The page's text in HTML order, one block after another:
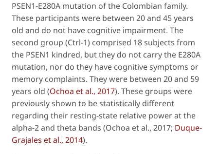
PSEN1-E280A mutation of the Colombian family.
These participants were between 20 and 45 years
old and do not have cognitive impairment. The
second group (Ctrl-1) comprised 18 subjects from
the PSEN1 kindred, but they do not carry the E280A
mutation, nor do they have cognitive symptoms or
memory complaints. They were between 20 and 59
years old (Ochoa et al., 2017). These groups were
previously shown to be statistically different
regarding their resting-state relative power at the
alpha-2 and theta bands (Ochoa et al., 2017; Duque-
Grajales et al., 2014).